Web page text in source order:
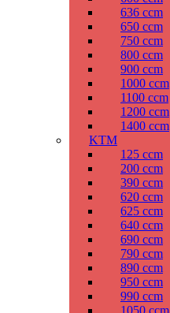
636 ccm
650 ccm
750 ccm
800 ccm
900 ccm
1000 ccm
1100 ccm
1200 ccm
1400 ccm
KTM
125 ccm
200 ccm
390 ccm
620 ccm
625 ccm
640 ccm
690 ccm
790 ccm
890 ccm
950 ccm
990 ccm
1050 ccm